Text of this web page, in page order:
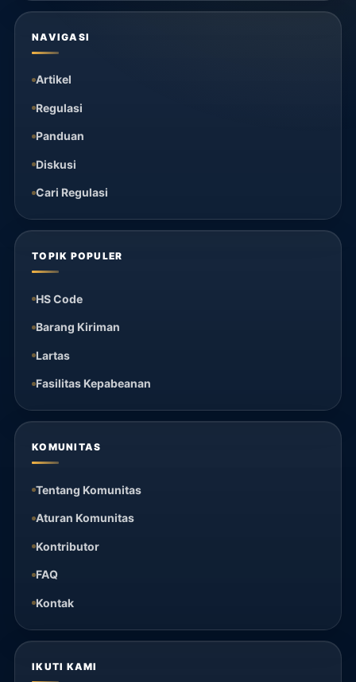
NAVIGASI
Artikel
Regulasi
Panduan
Diskusi
Cari Regulasi
TOPIK POPULER
HS Code
Barang Kiriman
Lartas
Fasilitas Kepabeanan
KOMUNITAS
Tentang Komunitas
Aturan Komunitas
Kontributor
FAQ
Kontak
IKUTI KAMI